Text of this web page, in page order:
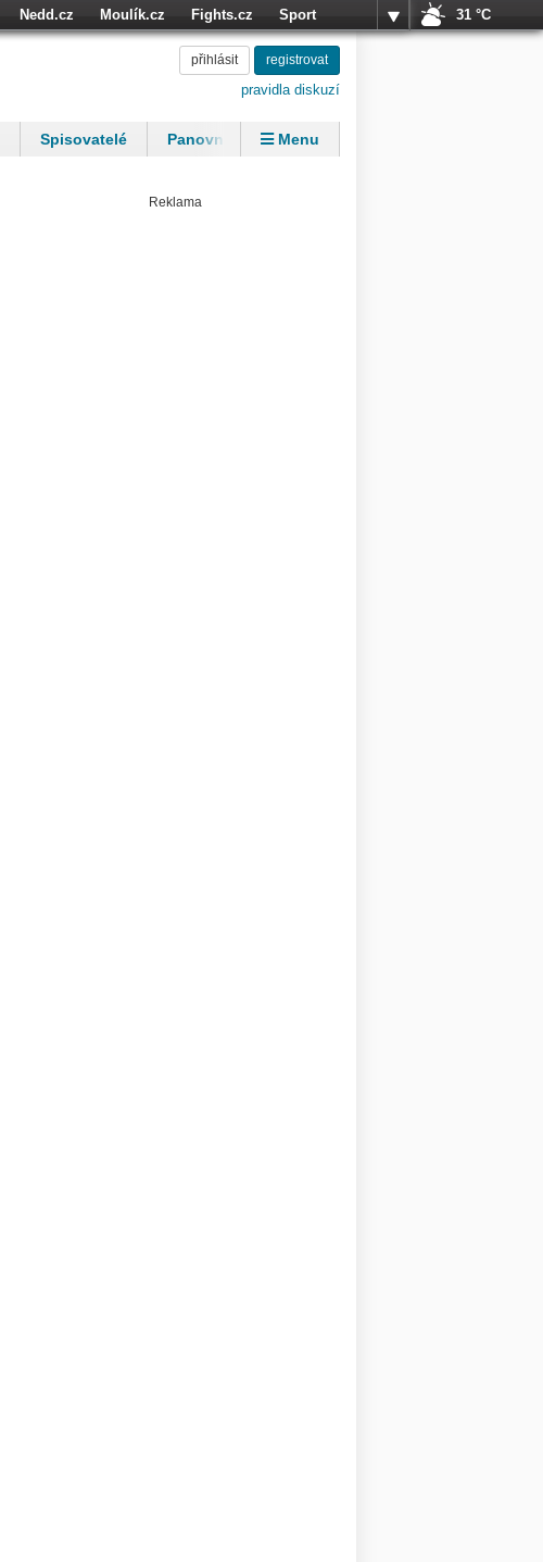
Nedd.cz Moulík.cz Fights.cz
Sport
31 °C
přihlásit registrovat
pravidla diskuzí
Spisovatelé
Panovníci
Menu